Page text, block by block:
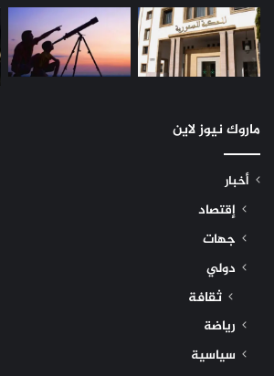
ماروك نيوز لاين
أخبار
إقتصاد
جهات
دولي
ثقافة
رياضة
سياسية